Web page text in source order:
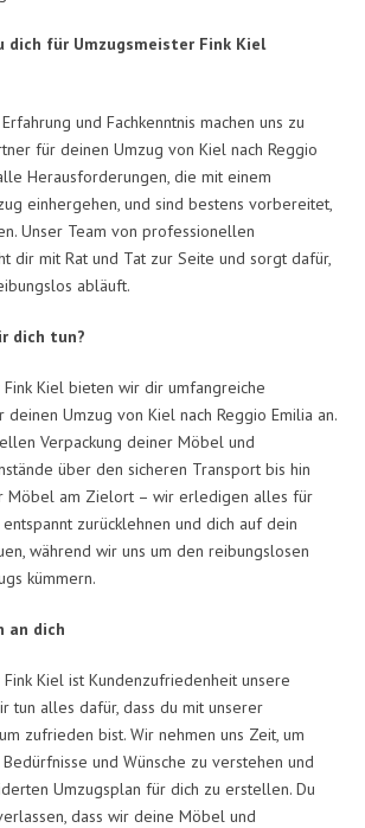
dich für Umzugsmeister Fink Kiel
und Fachkenntnis machen uns zu
für deinen Umzug von Kiel nach Reggio
Herausforderungen, die mit einem
einhergehen, und sind bestens vorbereitet,
Unser Team von professionellen
dir mit Rat und Tat zur Seite und sorgt dafür,
abläuft.
dich tun?
Kiel bieten wir dir umfangreiche
deinen Umzug von Kiel nach Reggio Emilia an.
Verpackung deiner Möbel und
über den sicheren Transport bis hin
Möbel am Zielort – wir erledigen alles für
entspannt zurücklehnen und dich auf dein
während wir uns um den reibungslosen
kümmern.
an dich
Kiel ist Kundenzufriedenheit unsere
tun alles dafür, dass du mit unserer
zufrieden bist. Wir nehmen uns Zeit, um
und Wünsche zu verstehen und
Umzugsplan für dich zu erstellen. Du
dass wir deine Möbel und